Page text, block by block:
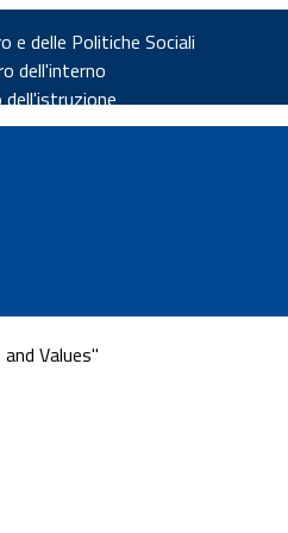
e delle Politiche Sociali
dell'interno
Values"